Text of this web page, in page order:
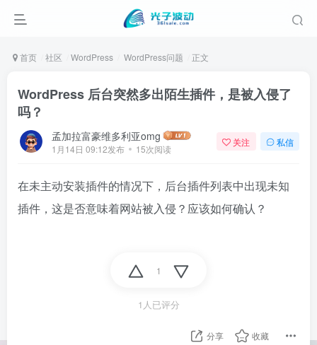
首页 社区 WordPress WordPress问题 正文
WordPress 后台突然多出陌生插件，是被入侵了
吗？
孟加拉富豪维多利亚omg
1月14日 09:12发布 15次阅读
关注 私信
在未主动安装插件的情况下，后台插件列表中出现未知
插件，这是否意味着网站被入侵？应该如何确认？
1
1人已评分
分享 收藏